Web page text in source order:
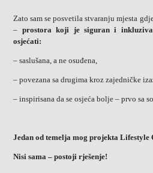
Zato sam se posvetila stvaranju mjesta
– prostora koji je siguran i
osjećati:
– saslušana, a ne osuđena,
– povezana sa drugima kroz zajedničke
– inspirisana da se osjeća bolje – prvo sa
Jedan od temelja mog projekta Lifestyle
Nisi sama – postoji rješenje!